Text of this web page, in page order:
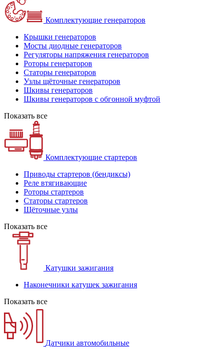
Комплектующие генераторов
Крышки генераторов
Мосты диодные генераторов
Регуляторы напряжения генераторов
Роторы генераторов
Статоры генераторов
Узлы щёточные генераторов
Шкивы генераторов
Шкивы генераторов с обгонной муфтой
Показать все
Комплектующие стартеров
Приводы стартеров (бендиксы)
Реле втягивающие
Роторы стартеров
Статоры стартеров
Щёточные узлы
Показать все
Катушки зажигания
Наконечники катушек зажигания
Показать все
Датчики автомобильные